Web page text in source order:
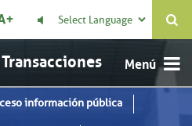
Select Language 
Transacciones
información pública